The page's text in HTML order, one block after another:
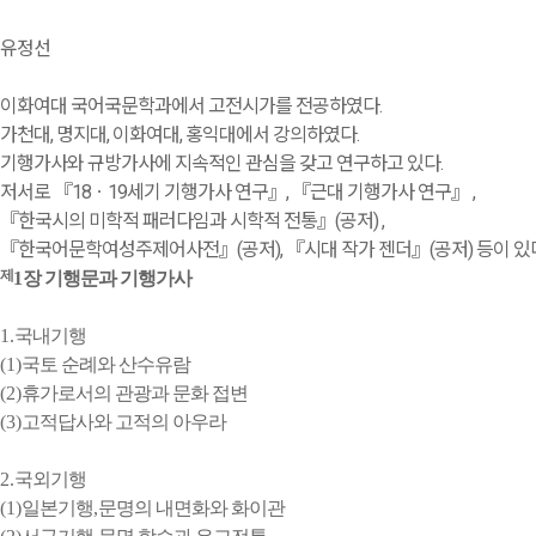
유정선
이화여대 국어국문학과에서 고전시가를 전공하였다.
가천대, 명지대, 이화여대, 홍익대에서 강의하였다.
기행가사와 규방가사에 지속적인 관심을 갖고 연구하고 있다.
저서로 『18ㆍ19세기 기행가사 연구』, 『근대 기행가사 연구』 ,
『한국시의 미학적 패러다임과 시학적 전통』(공저) ,
『한국어문학여성주제어사전』(공저), 『시대 작가 젠더』(공저) 등이 있
제 1장 기행문과 기행가사
1.국내기행
(1)국토 순례와 산수유람
(2)휴가로서의 관광과 문화 접변
(3)고적답사와 고적의 아우라
2.국외기행
(1)일본기행,문명의 내면화와 화이관